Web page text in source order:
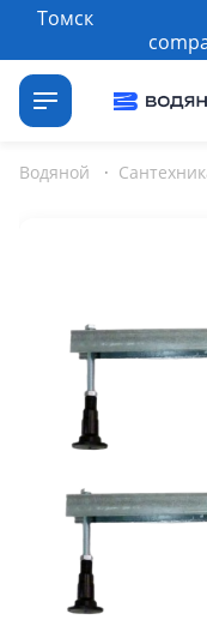
Томск
Водяной ·